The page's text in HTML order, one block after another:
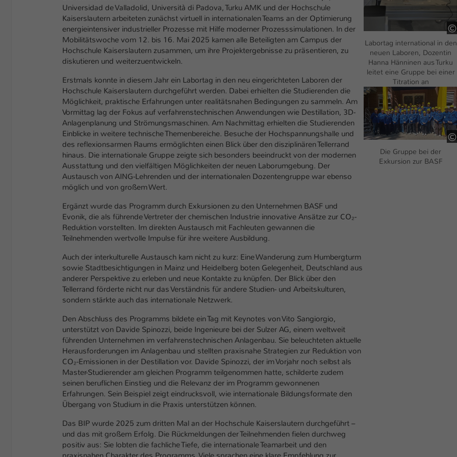
Labortag international in den
neuen Laboren, Dozentin
Hanna Hänninen aus Turku
leitet eine Gruppe bei einer
Titration an
Show larger version
Die Gruppe bei der
Exkursion zur BASF
Universidad de Valladolid, Università di Padova, Turku AMK und der Hochschule
Kaiserslautern arbeiteten zunächst virtuell in internationalen Teams an der Optimierung
energieintensiver industrieller Prozesse mit Hilfe moderner Prozesssimulationen. In der
Mobilitätswoche vom 12. bis 16. Mai 2025 kamen alle Beteiligten am Campus der
Hochschule Kaiserslautern zusammen, um ihre Projektergebnisse zu präsentieren, zu
diskutieren und weiterzuentwickeln.
Erstmals konnte in diesem Jahr ein Labortag in den neu eingerichteten Laboren der
Hochschule Kaiserslautern durchgeführt werden. Dabei erhielten die Studierenden die
Möglichkeit, praktische Erfahrungen unter realitätsnahen Bedingungen zu sammeln. Am
Vormittag lag der Fokus auf verfahrenstechnischen Anwendungen wie Destillation, 3D-
Anlagenplanung und Strömungsmaschinen. Am Nachmittag erhielten die Studierenden
Einblicke in weitere technische Themenbereiche. Besuche der Hochspannungshalle und
des reflexionsarmen Raums ermöglichten einen Blick über den disziplinären Tellerrand
hinaus. Die internationale Gruppe zeigte sich besonders beeindruckt von der modernen
Ausstattung und den vielfältigen Möglichkeiten der neuen Laborumgebung. Der
Austausch von AING-Lehrenden und der internationalen Dozentengruppe war ebenso
möglich und von großem Wert.
Ergänzt wurde das Programm durch Exkursionen zu den Unternehmen BASF und
Evonik, die als führende Vertreter der chemischen Industrie innovative Ansätze zur CO₂-
Reduktion vorstellten. Im direkten Austausch mit Fachleuten gewannen die
Teilnehmenden wertvolle Impulse für ihre weitere Ausbildung.
Auch der interkulturelle Austausch kam nicht zu kurz: Eine Wanderung zum Humbergturm
sowie Stadtbesichtigungen in Mainz und Heidelberg boten Gelegenheit, Deutschland aus
anderer Perspektive zu erleben und neue Kontakte zu knüpfen. Der Blick über den
Tellerrand förderte nicht nur das Verständnis für andere Studien- und Arbeitskulturen,
sondern stärkte auch das internationale Netzwerk.
Den Abschluss des Programms bildete ein Tag mit Keynotes von Vito Sangiorgio,
unterstützt von Davide Spinozzi, beide Ingenieure bei der Sulzer AG, einem weltweit
führenden Unternehmen im verfahrenstechnischen Anlagenbau. Sie beleuchteten aktuelle
Herausforderungen im Anlagenbau und stellten praxisnahe Strategien zur Reduktion von
CO₂-Emissionen in der Destillation vor. Davide Spinozzi, der im Vorjahr noch selbst als
Master-Studierender am gleichen Programm teilgenommen hatte, schilderte zudem
seinen beruflichen Einstieg und die Relevanz der im Programm gewonnenen
Erfahrungen. Sein Beispiel zeigt eindrucksvoll, wie internationale Bildungsformate den
Übergang von Studium in die Praxis unterstützen können.
Das BIP wurde 2025 zum dritten Mal an der Hochschule Kaiserslautern durchgeführt –
und das mit großem Erfolg. Die Rückmeldungen der Teilnehmenden fielen durchweg
positiv aus: Sie lobten die fachliche Tiefe, die internationale Teamarbeit und den
Name cookie_optin
Anbieter TYPO3
Zweck
Dieses Cookie wird verwendet, um Ihre Cookie-
Einstellungen für diese Website zu speichern.
Name SgCookieOptin.lastPreferences
Anbieter TYPO3
Laufzeit 1 Jahr
Zweck
Einstellungen. Unter anderem eine zufällig
generierte ID, für die historische Speicherung
Ihrer vorgenommen Einstellungen, falls der
Name fe_typo_user / PHPSESSID
Laufzeit 1 Woche
Zweck
Dieses Cookie ist ein Standard-Session-Cookie
von TYPO3. Es speichert im Fall eines Intranet-
Logins die Session-ID. So kann der eingeloggte
Benutzer wiedererkannt werden und es wird
ihm Zugang zu geschützten Bereichen gewährt.
Name be_typo_user
Anbieter TYPO3
Cookie-Informationen anzeigen
Marketing
Diese Cookies werden verwendet um das Nutzungsverhalten der
Besucher auf der Website nachzuverfolgen. Die erhobenen Daten
werden anonymisiert und ausschließlich für interne Zwecke
verwendet.
Name _pk_*.*
Anbieter Hochschule Kaiserslautern
Laufzeit 7 Tage
Cookie von Matomo für Website-Analysen.
Besucher die Website nutzt.
Cookie-Informationen anzeigen
Externe Inhalte
Wir verwenden auf unserer Website externe Inhalte (Youtube,
Vimeo, Issuu), um Ihnen zusätzliche Informationen anzubieten.